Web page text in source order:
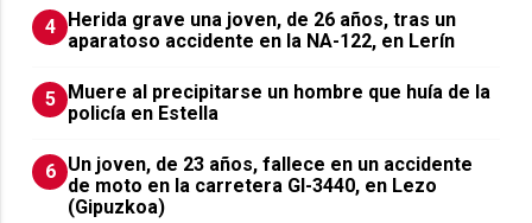
4
Herida grave una joven, de 26 años, tras un
aparatoso accidente en la NA-122, en Lerín
5
Muere al precipitarse un hombre que huía de la
policía en Estella
6 Un joven, de 23 años, fallece en un accidente
de moto en la carretera GI-3440, en Lezo
(Gipuzkoa)